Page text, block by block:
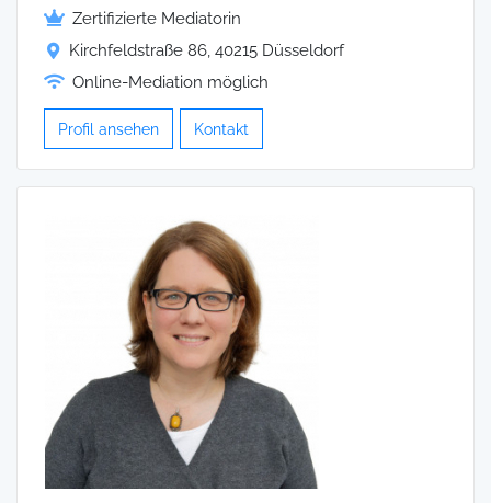
Zertifizierte Mediatorin
Kirchfeldstraße 86, 40215 Düsseldorf
Online-Mediation möglich
Profil ansehen Kontakt